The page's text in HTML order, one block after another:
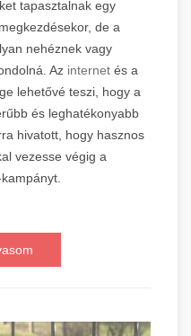
tapasztalnak egy
de a
nehéznek vagy
Az internet és a
lehetővé teszi, hogy a
és leghatékonyabb
hivatott, hogy hasznos
vezesse végig a